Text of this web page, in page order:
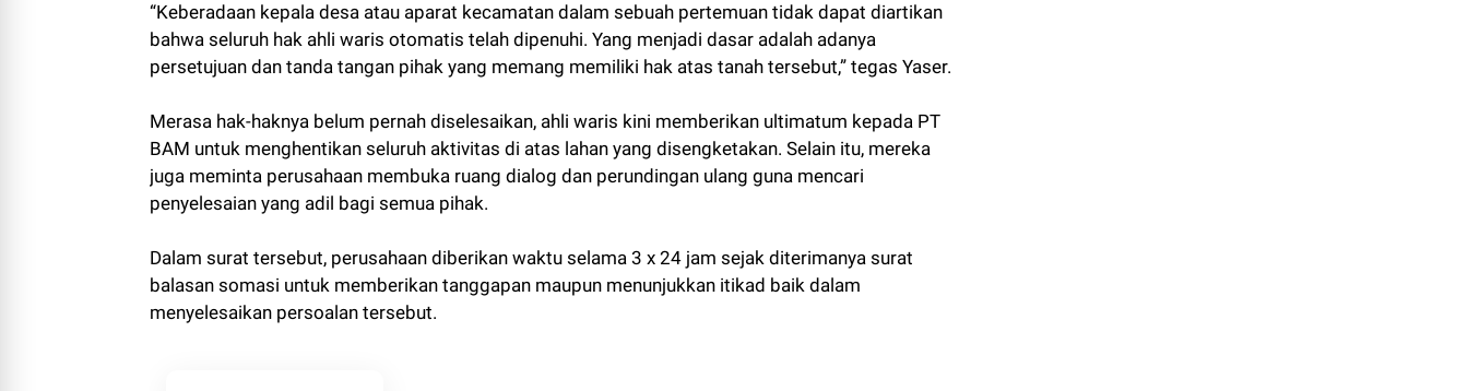
“Keberadaan kepala desa atau aparat kecamatan dalam sebuah pertemuan tidak dapat diartikan
bahwa seluruh hak ahli waris otomatis telah dipenuhi. Yang menjadi dasar adalah adanya
persetujuan dan tanda tangan pihak yang memang memiliki hak atas tanah tersebut,” tegas Yaser.
Merasa hak-haknya belum pernah diselesaikan, ahli waris kini memberikan ultimatum kepada PT
BAM untuk menghentikan seluruh aktivitas di atas lahan yang disengketakan. Selain itu, mereka
juga meminta perusahaan membuka ruang dialog dan perundingan ulang guna mencari
penyelesaian yang adil bagi semua pihak.
Dalam surat tersebut, perusahaan diberikan waktu selama 3 x 24 jam sejak diterimanya surat
balasan somasi untuk memberikan tanggapan maupun menunjukkan itikad baik dalam
menyelesaikan persoalan tersebut.